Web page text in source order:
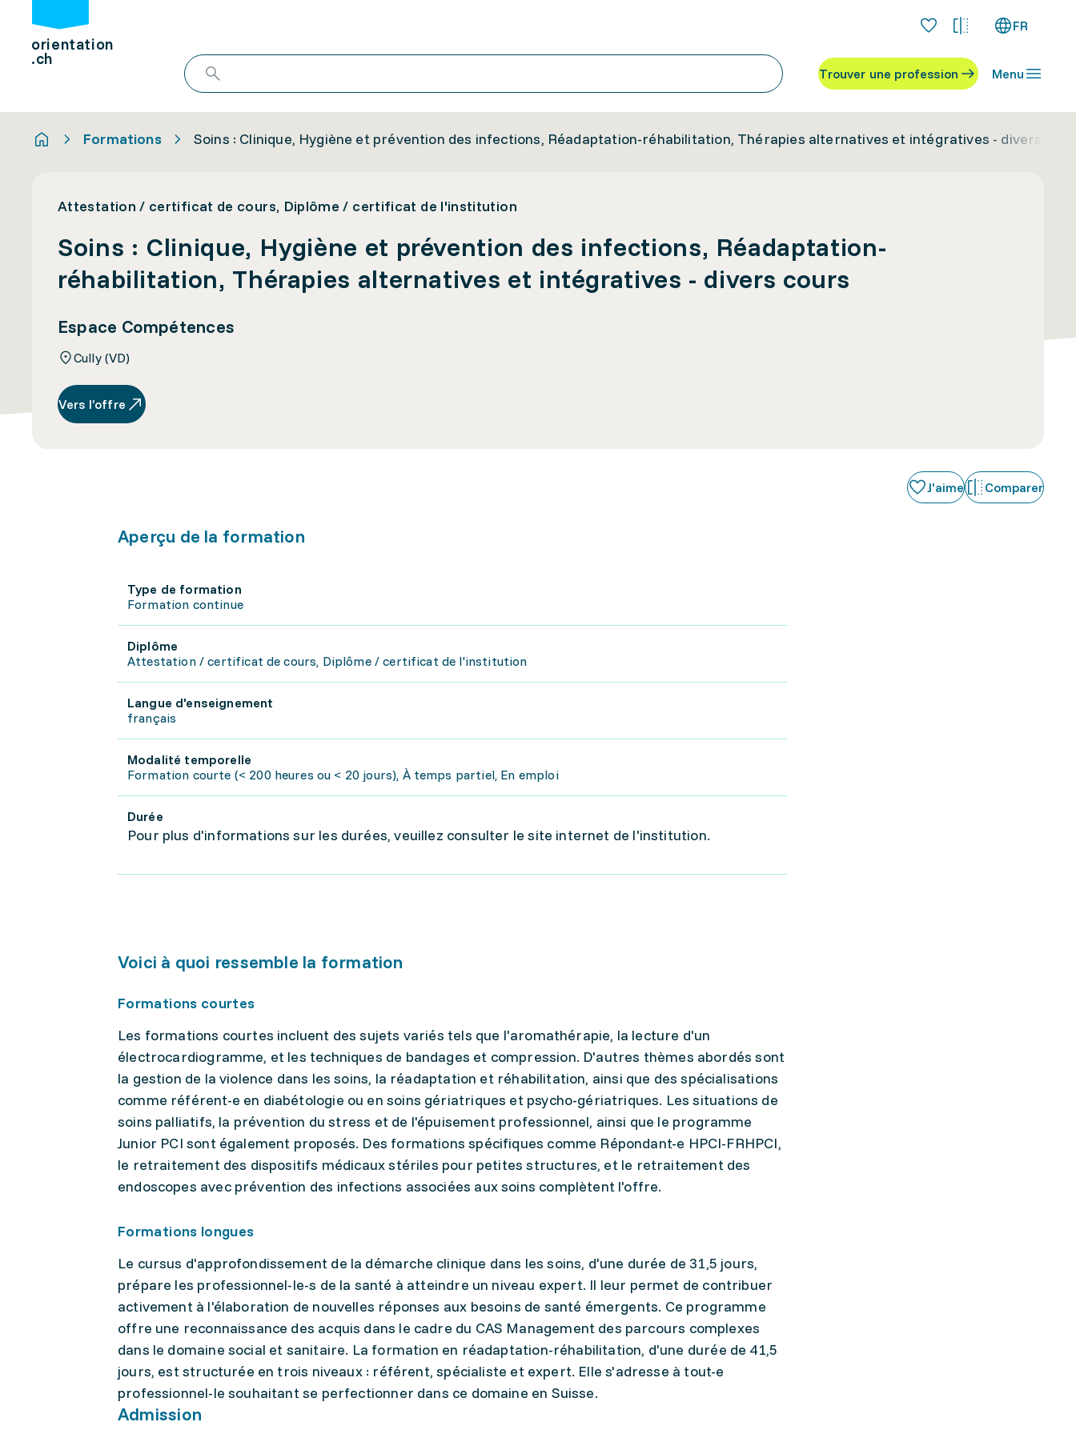
orientation
.ch
FR
Trouver une profession Menu
Formations Soins : Clinique, Hygiène et prévention des infections, Réadaptation-réhabilitation, Thérapies alternatives et intégratives - divers
Attestation / certificat de cours, Diplôme / certificat de l'institution
Soins : Clinique, Hygiène et prévention des infections, Réadaptation-
réhabilitation, Thérapies alternatives et intégratives - divers cours
Espace Compétences
Cully (VD)
Vers l’offre
J'aime Comparer
Aperçu de la formation
Type de formation
Formation continue
Diplôme
Attestation / certificat de cours, Diplôme / certificat de l'institution
Langue d'enseignement
français
Modalité temporelle
Formation courte (< 200 heures ou < 20 jours), À temps partiel, En emploi
Durée
Pour plus d'informations sur les durées, veuillez consulter le site internet de l'institution.
Voici à quoi ressemble la formation
Formations courtes
Les formations courtes incluent des sujets variés tels que l'aromathérapie, la lecture d'un
électrocardiogramme, et les techniques de bandages et compression. D'autres thèmes abordés sont
la gestion de la violence dans les soins, la réadaptation et réhabilitation, ainsi que des spécialisations
comme référent-e en diabétologie ou en soins gériatriques et psycho-gériatriques. Les situations de
soins palliatifs, la prévention du stress et de l'épuisement professionnel, ainsi que le programme
Junior PCI sont également proposés. Des formations spécifiques comme Répondant-e HPCI-FRHPCI,
le retraitement des dispositifs médicaux stériles pour petites structures, et le retraitement des
endoscopes avec prévention des infections associées aux soins complètent l'offre.
Formations longues
Le cursus d'approfondissement de la démarche clinique dans les soins, d'une durée de 31,5 jours,
prépare les professionnel-le-s de la santé à atteindre un niveau expert. Il leur permet de contribuer
activement à l'élaboration de nouvelles réponses aux besoins de santé émergents. Ce programme
offre une reconnaissance des acquis dans le cadre du CAS Management des parcours complexes
dans le domaine social et sanitaire. La formation en réadaptation-réhabilitation, d'une durée de 41,5
jours, est structurée en trois niveaux : référent, spécialiste et expert. Elle s'adresse à tout-e
professionnel-le souhaitant se perfectionner dans ce domaine en Suisse.
Admission